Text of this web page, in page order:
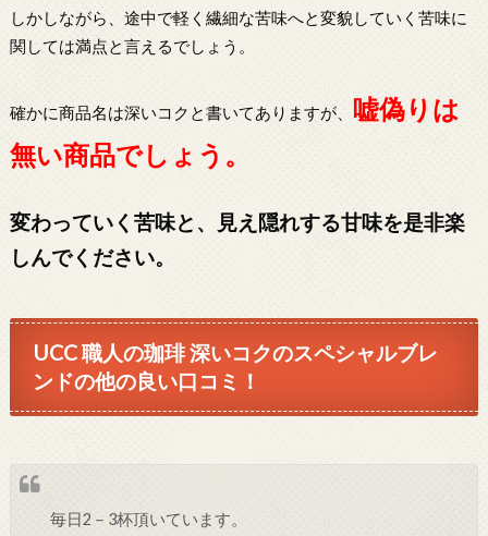
しかしながら、途中で軽く繊細な苦味へと変貌していく苦味に
関しては満点と言えるでしょう。
確かに商品名は深いコクと書いてありますが、 嘘偽りは
無い商品でしょう。
変わっていく苦味と、見え隠れする甘味を是非楽
しんでください。
UCC 職人の珈琲 深いコクのスペシャルブレ
ンドの他の良い口コミ！
毎日2－3杯頂いています。